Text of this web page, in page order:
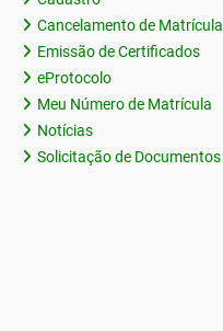
Cancelamento de Matrícula
Emissão de Certificados
eProtocolo
Meu Número de Matrícula
Notícias
Solicitação de Documentos